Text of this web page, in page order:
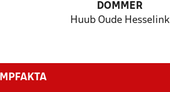
DOMMER
Huub Oude Hesselink